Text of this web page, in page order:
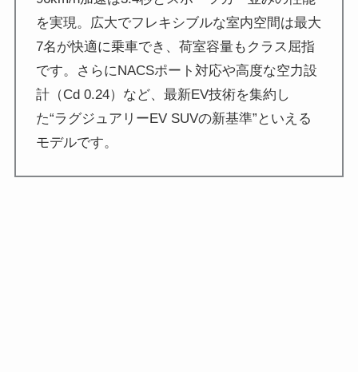
を実現。広大でフレキシブルな室内空間は最大
7名が快適に乗車でき、荷室容量もクラス屈指
です。さらにNACSポート対応や高度な空力設
計（Cd 0.24）など、最新EV技術を集約し
た“ラグジュアリーEV SUVの新基準”といえる
モデルです。